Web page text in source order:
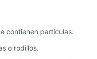
contienen partículas.
o rodillos.